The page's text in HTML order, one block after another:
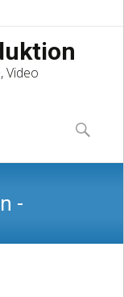
Video
to
content
Suchen
nach:
-
O-Töne,